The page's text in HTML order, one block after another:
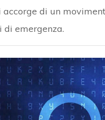
accorge di un
di emergenza.